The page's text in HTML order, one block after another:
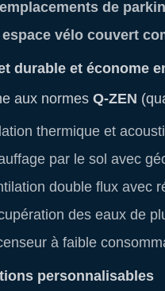
de
espace vélo couvert
durable et économe
aux normes Q-ZEN
thermique et
par le sol avec
double flux avec
des eaux de
à faible
personnalisables